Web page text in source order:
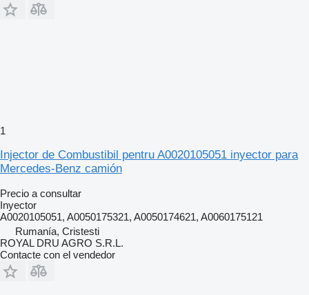
1
Injector de Combustibil pentru A0020105051 inyector para
Mercedes-Benz camión
Precio a consultar
Inyector
A0020105051, A0050175321, A0050174621, A0060175121
Rumanía, Cristesti
ROYAL DRU AGRO S.R.L.
Contacte con el vendedor